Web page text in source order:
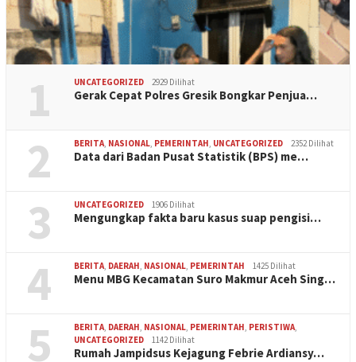
1 UNCATEGORIZED 2929 Dilihat
Gerak Cepat Polres Gresik Bongkar Penjua…
2 BERITA NASIONAL PEMERINTAH UNCATEGORIZED 2352 Dilihat
Data dari Badan Pusat Statistik (BPS) me…
3 UNCATEGORIZED 1906 Dilihat
Mengungkap fakta baru kasus suap pengisi…
4 BERITA DAERAH NASIONAL PEMERINTAH 1425 Dilihat
Menu MBG Kecamatan Suro Makmur Aceh Sing…
5 BERITA DAERAH NASIONAL PEMERINTAH PERISTIWA
UNCATEGORIZED
1142 Dilihat
Rumah Jampidsus Kejagung Febrie Ardiansy…